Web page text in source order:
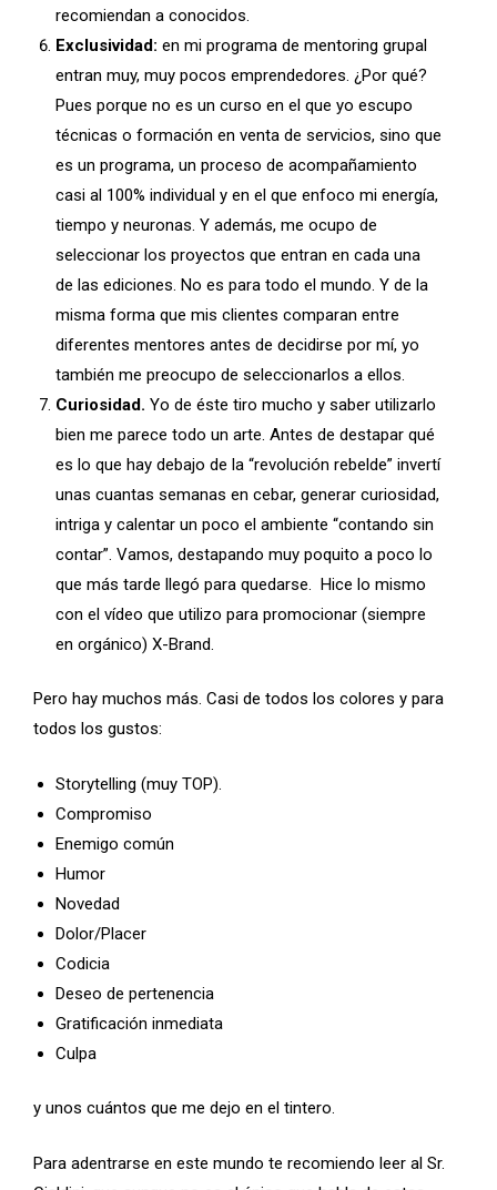
recomiendan a conocidos.
Exclusividad: en mi programa de mentoring grupal
entran muy, muy pocos emprendedores. ¿Por qué?
Pues porque no es un curso en el que yo escupo
técnicas o formación en venta de servicios, sino que
es un programa, un proceso de acompañamiento
casi al 100% individual y en el que enfoco mi energía,
tiempo y neuronas. Y además, me ocupo de
seleccionar los proyectos que entran en cada una
de las ediciones. No es para todo el mundo. Y de la
misma forma que mis clientes comparan entre
diferentes mentores antes de decidirse por mí, yo
también me preocupo de seleccionarlos a ellos.
Curiosidad. Yo de éste tiro mucho y saber utilizarlo
bien me parece todo un arte. Antes de destapar qué
es lo que hay debajo de la “revolución rebelde” invertí
unas cuantas semanas en cebar, generar curiosidad,
intriga y calentar un poco el ambiente “contando sin
contar”. Vamos, destapando muy poquito a poco lo
que más tarde llegó para quedarse. Hice lo mismo
con el vídeo que utilizo para promocionar (siempre
en orgánico) X-Brand.
Pero hay muchos más. Casi de todos los colores y para
todos los gustos:
Storytelling (muy TOP).
Compromiso
Enemigo común
Humor
Novedad
Dolor/Placer
Codicia
Deseo de pertenencia
Gratificación inmediata
Culpa
y unos cuántos que me dejo en el tintero.
Para adentrarse en este mundo te recomiendo leer al Sr.